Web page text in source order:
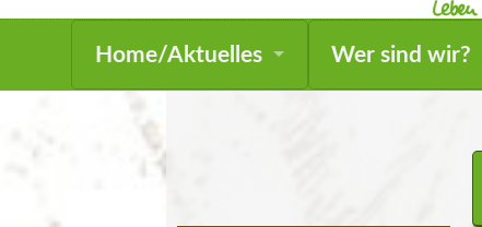
Home/Aktuelles Wer sind wir?